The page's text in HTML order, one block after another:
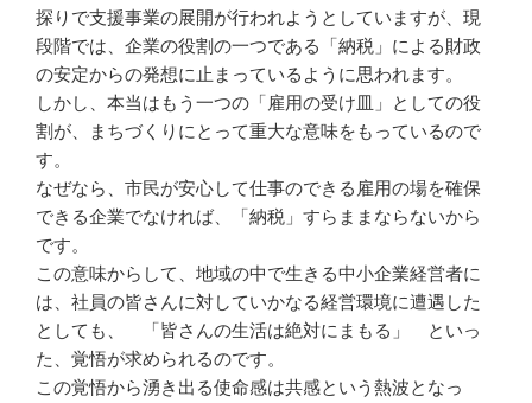
探りで支援事業の展開が行われようとしていますが、現
段階では、企業の役割の一つである「納税」による財政
の安定からの発想に止まっているように思われます。
しかし、本当はもう一つの「雇用の受け皿」としての役
割が、まちづくりにとって重大な意味をもっているので
す。
なぜなら、市民が安心して仕事のできる雇用の場を確保
できる企業でなければ、「納税」すらままならないから
です。
この意味からして、地域の中で生きる中小企業経営者に
は、社員の皆さんに対していかなる経営環境に遭遇した
としても、 「皆さんの生活は絶対にまもる」 といっ
た、覚悟が求められるのです。
この覚悟から湧き出る使命感は共感という熱波となっ